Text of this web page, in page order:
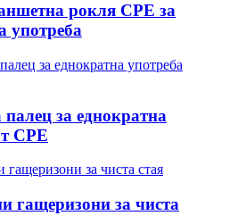
рокля CPE за
употреба
за еднократна
CPE
гащеризони за чиста